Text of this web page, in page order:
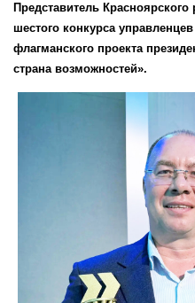
Представитель
шестого конкурса
флагманского проекта
страна возможностей».